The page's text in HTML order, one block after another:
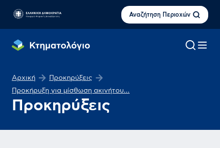
Αναζήτηση Περιοχών
Αρχική
Προκηρύξεις
Προκήρυξη για μίσθωση ακινήτου...
Προκηρύξεις